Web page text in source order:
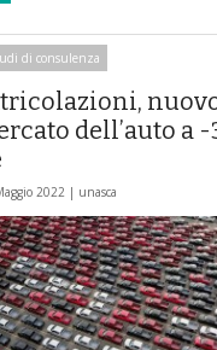
di consulenza
dell’auto a -
2022 | unasca